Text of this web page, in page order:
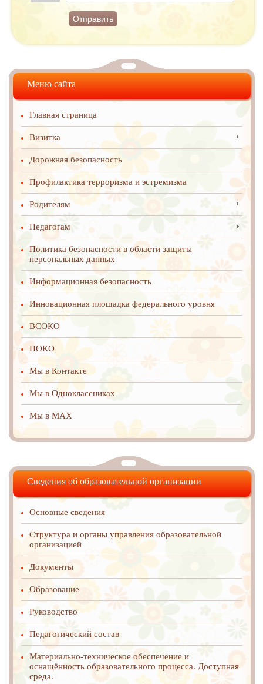
Отправить
Меню сайта
Главная страница
Визитка
Дорожная безопасность
Профилактика терроризма и эстремизма
Родителям
Педагогам
Политика безопасности в области защиты
персональных данных
Информационная безопасность
Инновационная площадка федерального уровня
ВСОКО
НОКО
Мы в Контакте
Мы в Одноклассниках
Мы в MAX
Сведения об образовательной организации
Основные сведения
Структура и органы управления образовательной
организацией
Документы
Образование
Руководство
Педагогический состав
Материально-техническое обеспечение и
оснащённость образовательного процесса. Доступная
среда.